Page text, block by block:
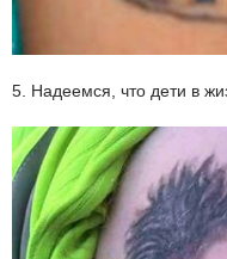
5. Надеемся, что дети в